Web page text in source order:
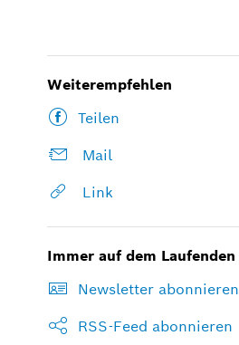
Weiterempfehlen
Teilen
Mail
Link
Immer auf dem Laufenden
Newsletter abonnieren
RSS-Feed abonnieren